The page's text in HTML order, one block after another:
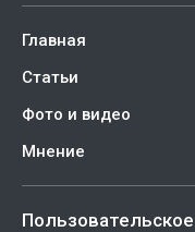
Главная
Статьи
Фото и видео
Мнение